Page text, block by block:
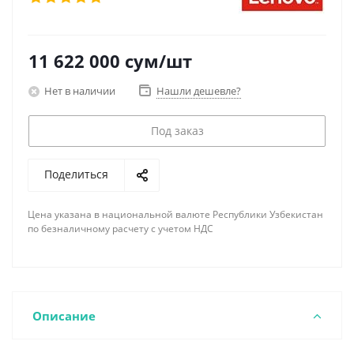
11 622 000 сум/шт
Нет в наличии Нашли дешевле?
Под заказ
Поделиться
Цена указана в национальной валюте Республики Узбекистан
по безналичному расчету с учетом НДС
Описание